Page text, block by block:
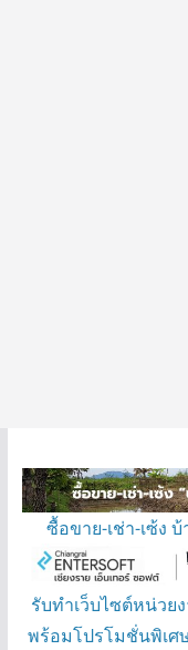
ซื้อขาย-เช่า-เซ้ง
รับทำเว็บไซต์หน่วย
พร้อมโปรโมชั่นพิเศ